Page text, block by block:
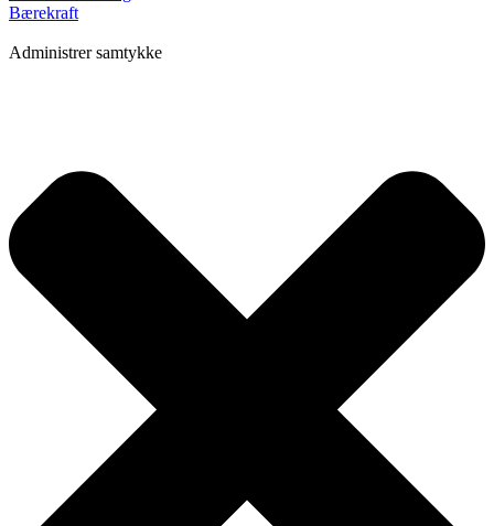
Bærekraft
Administrer samtykke